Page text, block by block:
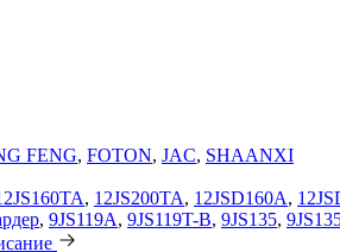
FENG, FOTON, JAC, SHAANXI
, 12JS200TA, 12JSD160A,
, 9JS119A, 9JS119T-B, 9JS135,